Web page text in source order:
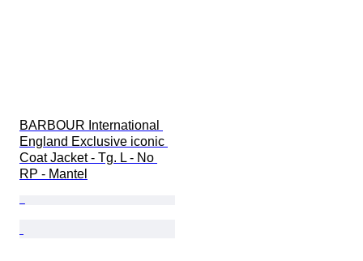
BARBOUR International
England Exclusive iconic
Coat Jacket - Tg. L - No
RP - Mantel